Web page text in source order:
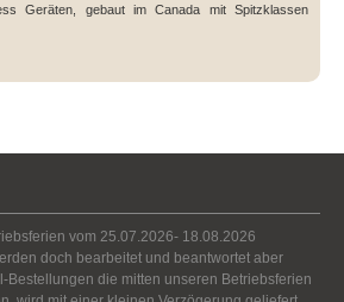
Geräten, gebaut im Canada mit Spitzklassen
vom 25.07.2026- 18.08.2026
doch bearbeitet und beantwortet aber
Bestellungen die mitten unseren Betriebsferien